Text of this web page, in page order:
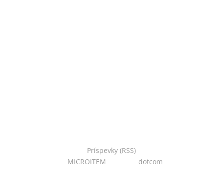
Príspevky (RSS)
MICROITEM dotcom